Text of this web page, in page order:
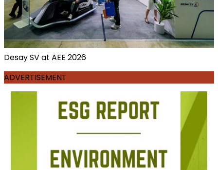
Desay SV at AEE 2026
ADVERTISEMENT